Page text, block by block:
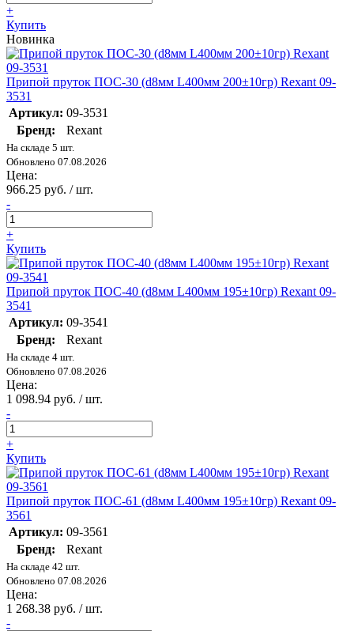
+
Купить
Новинка
Припой пруток ПОС-30 (d8мм L400мм 200±10гр) Rexant 09-
3531
Артикул: 09-3531
Бренд:
Rexant
На складе 5 шт.
Обновлено 07.08.2026
Цена:
966.25 руб. / шт.
-
+
Купить
Припой пруток ПОС-40 (d8мм L400мм 195±10гр) Rexant 09-
3541
Артикул: 09-3541
Бренд:
Rexant
На складе 4 шт.
Обновлено 07.08.2026
Цена:
1 098.94 руб. / шт.
-
+
Купить
Припой пруток ПОС-61 (d8мм L400мм 195±10гр) Rexant 09-
3561
Артикул: 09-3561
Бренд:
Rexant
На складе 42 шт.
Обновлено 07.08.2026
Цена:
1 268.38 руб. / шт.
-